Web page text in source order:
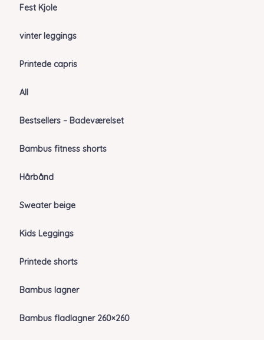
Fest Kjole
vinter leggings
Printede capris
All
Bestsellers – Badeværelset
Bambus fitness shorts
Hårbånd
Sweater beige
Kids Leggings
Printede shorts
Bambus lagner
Bambus fladlagner 260×260